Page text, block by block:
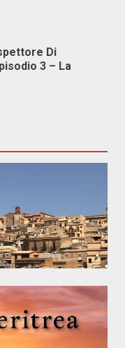
Di
3 – La